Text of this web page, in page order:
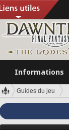
Informations
Guides du jeu